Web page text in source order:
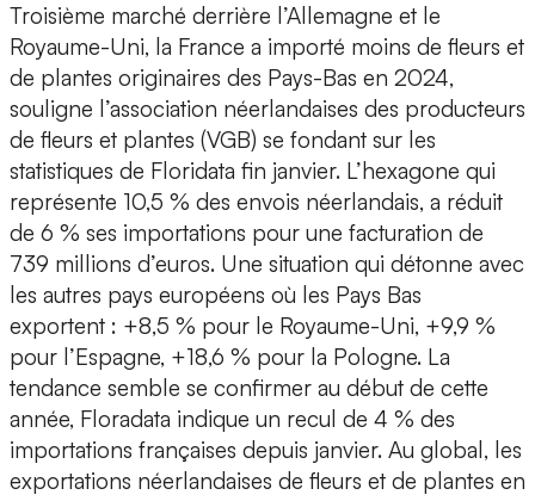
Troisième marché derrière l’Allemagne et le
Royaume-Uni, la France a importé moins de fleurs et
de plantes originaires des Pays-Bas en 2024,
souligne l’association néerlandaises des producteurs
de fleurs et plantes (VGB) se fondant sur les
statistiques de Floridata fin janvier. L’hexagone qui
représente 10,5 % des envois néerlandais, a réduit
de 6 % ses importations pour une facturation de
739 millions d’euros. Une situation qui détonne avec
les autres pays européens où les Pays Bas
exportent : +8,5 % pour le Royaume-Uni, +9,9 %
pour l’Espagne, +18,6 % pour la Pologne. La
tendance semble se confirmer au début de cette
année, Floradata indique un recul de 4 % des
importations françaises depuis janvier. Au global, les
exportations néerlandaises de fleurs et de plantes en